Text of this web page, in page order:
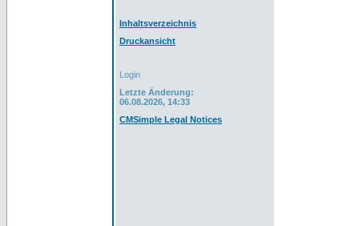
Inhaltsverzeichnis
Druckansicht
Login
Letzte Änderung:
06.08.2026, 14:33
CMSimple Legal Notices